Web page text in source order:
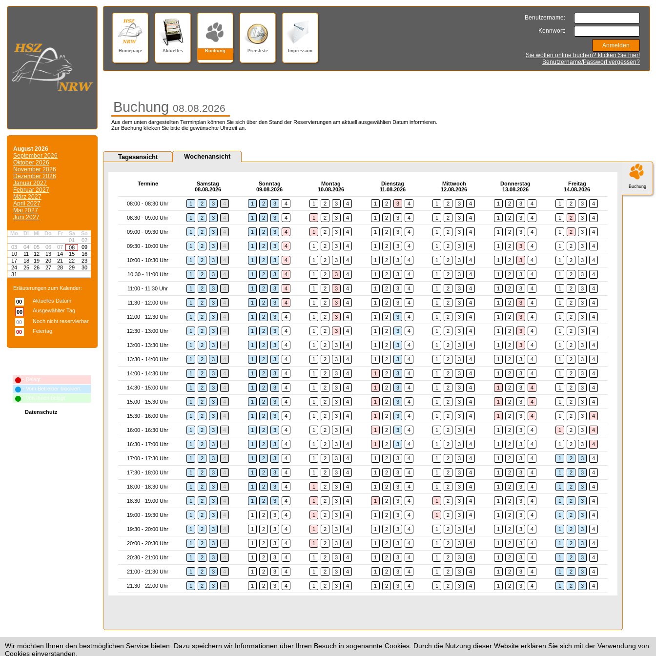
August 2026
September 2026
Oktober 2026
November 2026
Dezember 2026
Januar 2027
Februar 2027
März 2027
April 2027
Mai 2027
Juni 2027
Mo Di Mi Do Fr Sa
So
01
02
03
04 05 06 07 08
09
10
11 12 13 14 15
16
17
18 19 20 21 22
23
24
25 26 27 28 29
30
31
Erläuterungen zum Kalender:
00
Aktuelles Datum
00
Ausgewählter Tag
00
Noch nicht reservierbar
00
Feiertag
- Belegt
- Vom Betreiber blockiert
- Von Ihnen belegt
Datenschutz
Homepage Aktuelles Buchung Preisliste Impressum
Benutzername:
Kennwort:
Sie wollen online buchen? klicken Sie hier!
Benutzername/Passwort vergessen?
Buchung 08.08.2026
Aus dem unten dargestellten Terminplan können Sie sich über den Stand der Reservierungen am aktuell ausgewählten Datum informieren.
Zur Buchung klicken Sie bitte die gewünschte Uhrzeit an.
Tagesansicht Wochenansicht
Termine
Samstag
08.08.2026
Sonntag
09.08.2026
Montag
10.08.2026
Dienstag
11.08.2026
Mittwoch
12.08.2026
Donnerstag
13.08.2026
Freitag
14.08.2026
08:00 - 08:30 Uhr 1 2 3 4 1 2 3 4 1 2 3 4 1 2 3 4 1 2 3 4 1 2 3 4 1 2 3 4
08:30 - 09:00 Uhr 1 2 3 4 1 2 3 4 1 2 3 4 1 2 3 4 1 2 3 4 1 2 3 4 1 2 3 4
09:00 - 09:30 Uhr 1 2 3 4 1 2 3 4 1 2 3 4 1 2 3 4 1 2 3 4 1 2 3 4 1 2 3 4
09:30 - 10:00 Uhr 1 2 3 4 1 2 3 4 1 2 3 4 1 2 3 4 1 2 3 4 1 2 3 4 1 2 3 4
10:00 - 10:30 Uhr 1 2 3 4 1 2 3 4 1 2 3 4 1 2 3 4 1 2 3 4 1 2 3 4 1 2 3 4
10:30 - 11:00 Uhr 1 2 3 4 1 2 3 4 1 2 3 4 1 2 3 4 1 2 3 4 1 2 3 4 1 2 3 4
11:00 - 11:30 Uhr 1 2 3 4 1 2 3 4 1 2 3 4 1 2 3 4 1 2 3 4 1 2 3 4 1 2 3 4
11:30 - 12:00 Uhr 1 2 3 4 1 2 3 4 1 2 3 4 1 2 3 4 1 2 3 4 1 2 3 4 1 2 3 4
12:00 - 12:30 Uhr 1 2 3 4 1 2 3 4 1 2 3 4 1 2 3 4 1 2 3 4 1 2 3 4 1 2 3 4
12:30 - 13:00 Uhr 1 2 3 4 1 2 3 4 1 2 3 4 1 2 3 4 1 2 3 4 1 2 3 4 1 2 3 4
13:00 - 13:30 Uhr 1 2 3 4 1 2 3 4 1 2 3 4 1 2 3 4 1 2 3 4 1 2 3 4 1 2 3 4
13:30 - 14:00 Uhr 1 2 3 4 1 2 3 4 1 2 3 4 1 2 3 4 1 2 3 4 1 2 3 4 1 2 3 4
14:00 - 14:30 Uhr 1 2 3 4 1 2 3 4 1 2 3 4 1 2 3 4 1 2 3 4 1 2 3 4 1 2 3 4
14:30 - 15:00 Uhr 1 2 3 4 1 2 3 4 1 2 3 4 1 2 3 4 1 2 3 4 1 2 3 4 1 2 3 4
15:00 - 15:30 Uhr 1 2 3 4 1 2 3 4 1 2 3 4 1 2 3 4 1 2 3 4 1 2 3 4 1 2 3 4
15:30 - 16:00 Uhr 1 2 3 4 1 2 3 4 1 2 3 4 1 2 3 4 1 2 3 4 1 2 3 4 1 2 3 4
16:00 - 16:30 Uhr 1 2 3 4 1 2 3 4 1 2 3 4 1 2 3 4 1 2 3 4 1 2 3 4 1 2 3 4
16:30 - 17:00 Uhr 1 2 3 4 1 2 3 4 1 2 3 4 1 2 3 4 1 2 3 4 1 2 3 4 1 2 3 4
17:00 - 17:30 Uhr 1 2 3 4 1 2 3 4 1 2 3 4 1 2 3 4 1 2 3 4 1 2 3 4 1 2 3 4
17:30 - 18:00 Uhr 1 2 3 4 1 2 3 4 1 2 3 4 1 2 3 4 1 2 3 4 1 2 3 4 1 2 3 4
18:00 - 18:30 Uhr 1 2 3 4 1 2 3 4 1 2 3 4 1 2 3 4 1 2 3 4 1 2 3 4 1 2 3 4
18:30 - 19:00 Uhr 1 2 3 4 1 2 3 4 1 2 3 4 1 2 3 4 1 2 3 4 1 2 3 4 1 2 3 4
19:00 - 19:30 Uhr 1 2 3 4 1 2 3 4 1 2 3 4 1 2 3 4 1 2 3 4 1 2 3 4 1 2 3 4
19:30 - 20:00 Uhr 1 2 3 4 1 2 3 4 1 2 3 4 1 2 3 4 1 2 3 4 1 2 3 4 1 2 3 4
20:00 - 20:30 Uhr 1 2 3 4 1 2 3 4 1 2 3 4 1 2 3 4 1 2 3 4 1 2 3 4 1 2 3 4
20:30 - 21:00 Uhr 1 2 3 4 1 2 3 4 1 2 3 4 1 2 3 4 1 2 3 4 1 2 3 4 1 2 3 4
21:00 - 21:30 Uhr 1 2 3 4 1 2 3 4 1 2 3 4 1 2 3 4 1 2 3 4 1 2 3 4 1 2 3 4
21:30 - 22:00 Uhr 1 2 3 4 1 2 3 4 1 2 3 4 1 2 3 4 1 2 3 4 1 2 3 4 1 2 3 4
Buchung
Wir möchten Ihnen den bestmöglichen Service bieten. Dazu speichern wir Informationen über Ihren Besuch in sogenannte Cookies. Durch die Nutzung dieser Website erklären Sie sich mit der Verwendung von
Cookies einverstanden.